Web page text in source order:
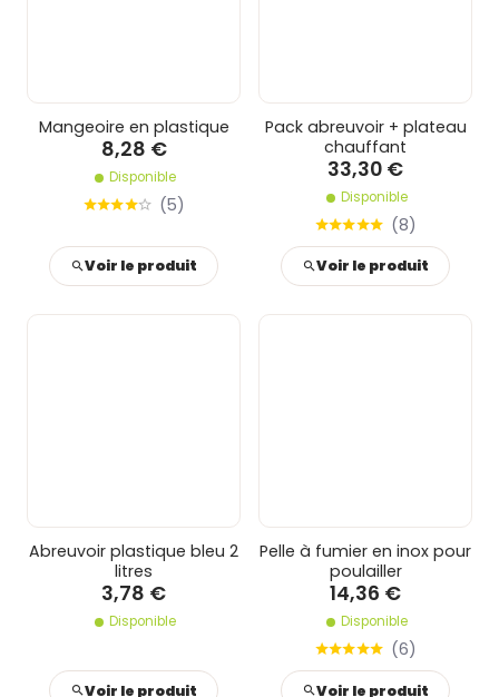
Mangeoire en plastique
8,28 €
Disponible
(5)
Voir le produit
Pack abreuvoir + plateau
chauffant
33,30 €
Disponible
(8)
Voir le produit
Abreuvoir plastique bleu 2
litres
3,78 €
Disponible
Voir le produit
Pelle à fumier en inox pour
poulailler
14,36 €
Disponible
(6)
Voir le produit